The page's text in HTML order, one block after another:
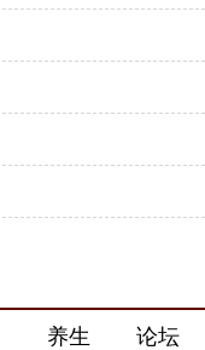
养生 论坛